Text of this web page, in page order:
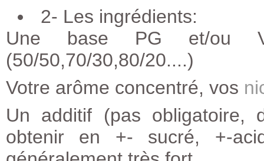
2- Les ingrédients:
Une base PG et/ou
(50/50,70/30,80/20....)
Votre arôme concentré, vos
Un additif (pas obligatoire,
obtenir en +- sucré, +-